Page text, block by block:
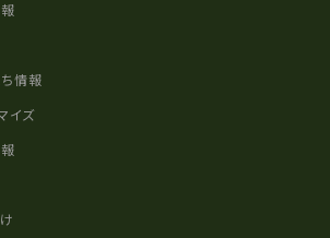
情報
イズ